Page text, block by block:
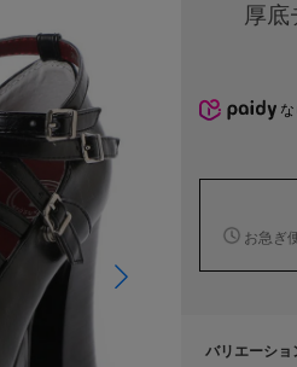
厚底
な
お急ぎ
バリエーショ